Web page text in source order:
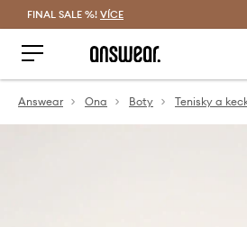
FINAL SALE %! VÍCE
Answear Ona Boty Tenisky a